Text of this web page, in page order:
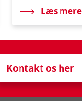
Reach AreasLæs mere
Kontakt os her